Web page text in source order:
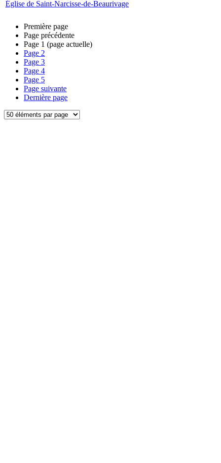
Église de Saint-Narcisse-de-Beaurivage
Première page
Page précédente
Page 1 (page actuelle)
Page 2
Page 3
Page 4
Page 5
Page suivante
Dernière page